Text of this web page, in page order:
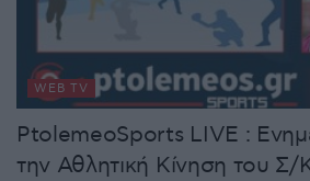
WEB TV
PtolemeoSports LIVE :
την Αθλητική Κίνηση του Σ/